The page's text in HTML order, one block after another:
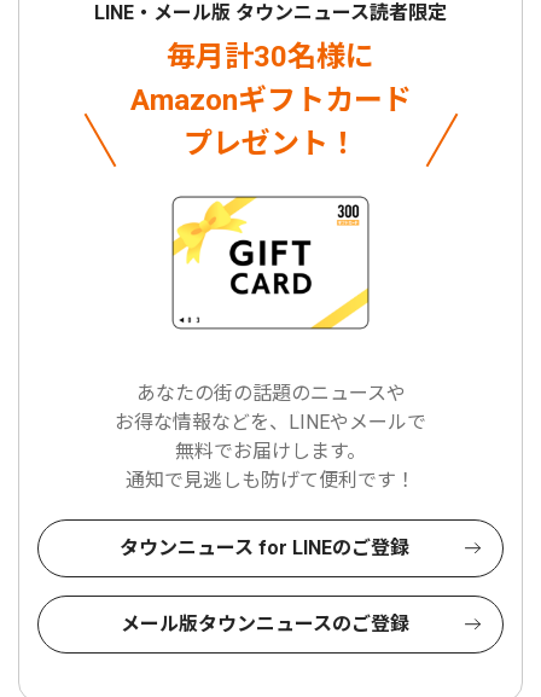
LINE・メール版 タウンニュース読者限定
毎月計30名様に
Amazonギフトカード
プレゼント！
あなたの街の話題のニュースや
お得な情報などを、LINEやメールで
無料でお届けします。
通知で見逃しも防げて便利です！
タウンニュース for LINEのご登録
メール版タウンニュースのご登録